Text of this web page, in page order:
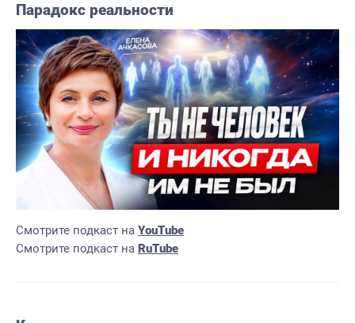
Парадокс реальности
Смотрите подкаст на YouTube
Смотрите подкаст на RuTube